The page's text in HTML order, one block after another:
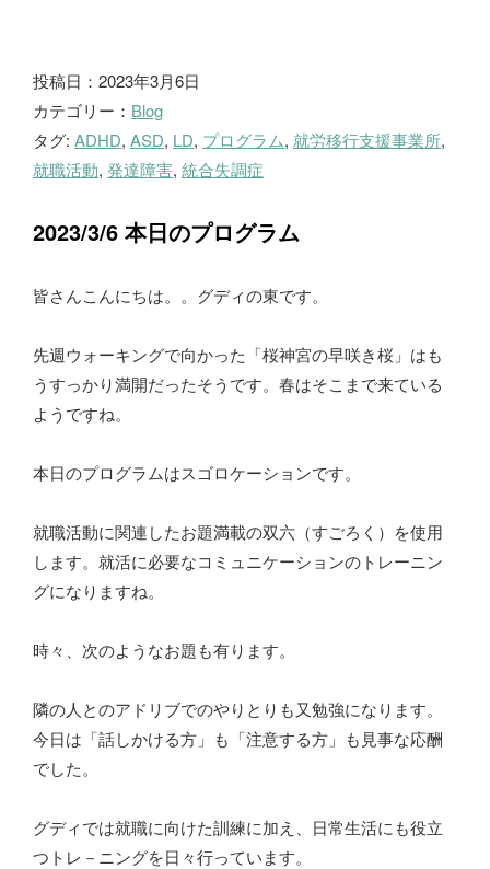
ブ
ロ
グ
投稿日：2023年3月6日
カテゴリー： Blog
タグ: ADHD, ASD, LD, プログラム, 就労移行支援事業所,
就職活動, 発達障害, 統合失調症
2023/3/6 本日のプログラム
皆さんこんにちは。。グディの東です。
先週ウォーキングで向かった「桜神宮の早咲き桜」はも
うすっかり満開だったそうです。春はそこまで来ている
ようですね。
本日のプログラムはスゴロケーションです。
就職活動に関連したお題満載の双六（すごろく）を使用
します。就活に必要なコミュニケーションのトレーニン
グになりますね。
時々、次のようなお題も有ります。
隣の人とのアドリブでのやりとりも又勉強になります。
今日は「話しかける方」も「注意する方」も見事な応酬
でした。
グディでは就職に向けた訓練に加え、日常生活にも役立
つトレ－ニングを日々行っています。